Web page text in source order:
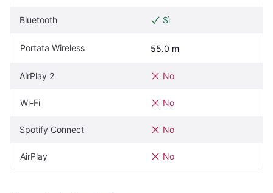
Bluetooth Sì
Portata Wireless 55.0 m
AirPlay 2 No
Wi-Fi No
Spotify Connect No
AirPlay No